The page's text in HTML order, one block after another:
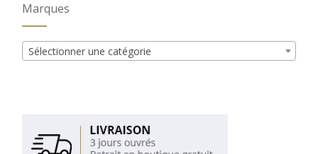
Marques
Sélectionner une catégorie